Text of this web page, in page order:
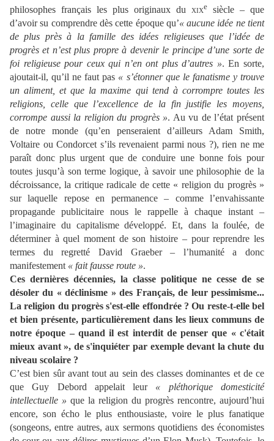
philosophes français les plus originaux du xixe siècle – que
d’avoir su comprendre dès cette époque qu’« aucune idée ne tient
de plus près à la famille des idées religieuses que l’idée de
progrès et n’est plus propre à devenir le principe d’une sorte de
foi religieuse pour ceux qui n’en ont plus d’autres ». En sorte,
ajoutait-il, qu’il ne faut pas « s’étonner que le fanatisme y trouve
un aliment, et que la maxime qui tend à corrompre toutes les
religions, celle que l’excellence de la fin justifie les moyens,
corrompe aussi la religion du progrès ». Au vu de l’état présent
de notre monde (qu’en penseraient d’ailleurs Adam Smith,
Voltaire ou Condorcet s’ils revenaient parmi nous ?), rien ne me
paraît donc plus urgent que de conduire une bonne fois pour
toutes jusqu’à son terme logique ,à savoir une philosophie de la
décroissance, la critique radicale de cette « religion du progrès »
sur laquelle repose en permanence – comme l’envahissante
propagande publicitaire nous le rappelle à chaque instant –
l’imaginaire du capitalisme développé. Et, dans la foulée, de
déterminer à quel moment de son histoire – pour reprendre les
termes du regretté David Graeber – l’humanité a donc
manifestement « fait fausse route ».
Ces dernières décennies, la classe politique ne cesse de se
désoler du « déclinisme » des Français, de leur pessimisme...
La religion du progrès s'est-elle effondrée ? Ou reste-t-elle bel
et bien présente, particulièrement dans les lieux communs de
notre époque – quand il est interdit de penser que « c'était
mieux avant », de s'inquiéter par exemple devant la chute du
niveau scolaire ?
C’est bien sûr avant tout au sein des classes dominantes et de ce
que Guy Debord appelait leur « pléthorique domesticité
intellectuelle » que la religion du progrès rencontre, aujourd’hui
encore, son écho le plus enthousiaste, voire le plus fanatique
(songeons, entre autres, aux sermons quotidiens des économistes